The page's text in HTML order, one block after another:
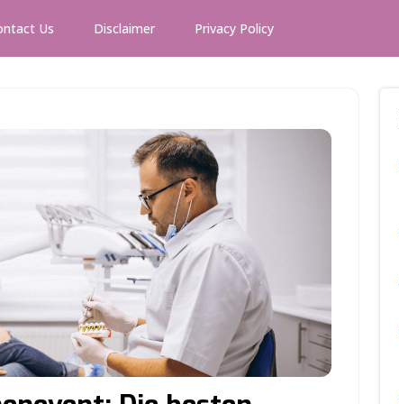
Us Disclaimer Privacy Policy